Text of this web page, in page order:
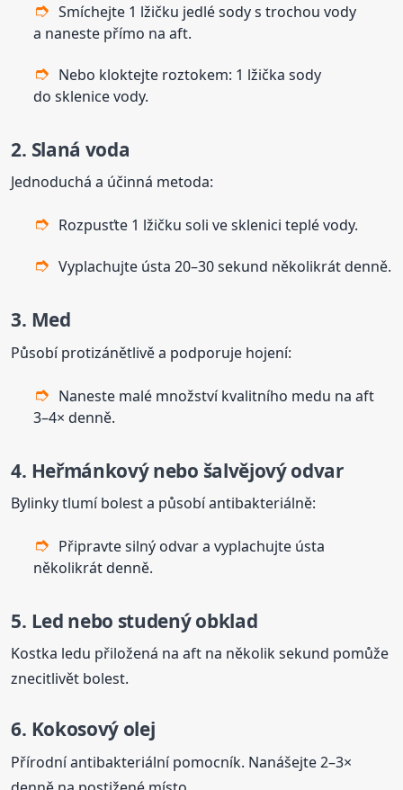
Smíchejte 1 lžičku jedlé sody s trochou vody
a naneste přímo na aft.
Nebo kloktejte roztokem: 1 lžička sody
do sklenice vody.
2. Slaná voda
Jednoduchá a účinná metoda:
Rozpusťte 1 lžičku soli ve sklenici teplé vody.
Vyplachujte ústa 20–30 sekund několikrát denně.
3. Med
Působí protizánětlivě a podporuje hojení:
Naneste malé množství kvalitního medu na aft
3–4× denně.
4. Heřmánkový nebo šalvějový odvar
Bylinky tlumí bolest a působí antibakteriálně:
Připravte silný odvar a vyplachujte ústa
několikrát denně.
5. Led nebo studený obklad
Kostka ledu přiložená na aft na několik sekund pomůže
znecitlivět bolest.
6. Kokosový olej
Přírodní antibakteriální pomocník. Nanášejte 2–3×